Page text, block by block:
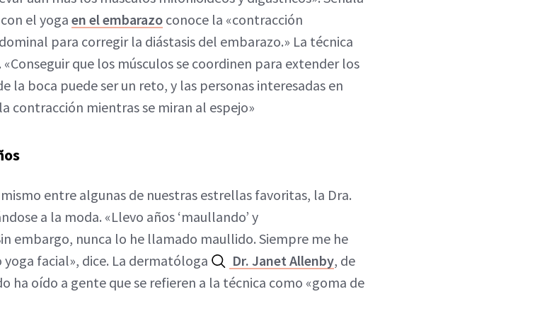
el yoga en el embarazo conoce la «contracción
para corregir la diástasis del embarazo.» La técnica
que los músculos se coordinen para extender los
la boca puede ser un reto, y las personas interesadas en
contracción mientras se miran al espejo»
entre algunas de nuestras estrellas favoritas, la Dra.
a la moda. «Llevo años ‘maullando’ y
embargo, nunca lo he llamado maullido. Siempre me he
facial», dice. La dermatóloga
Dr. Janet Allenby, de
ha oído a gente que se refieren a la técnica como «goma de